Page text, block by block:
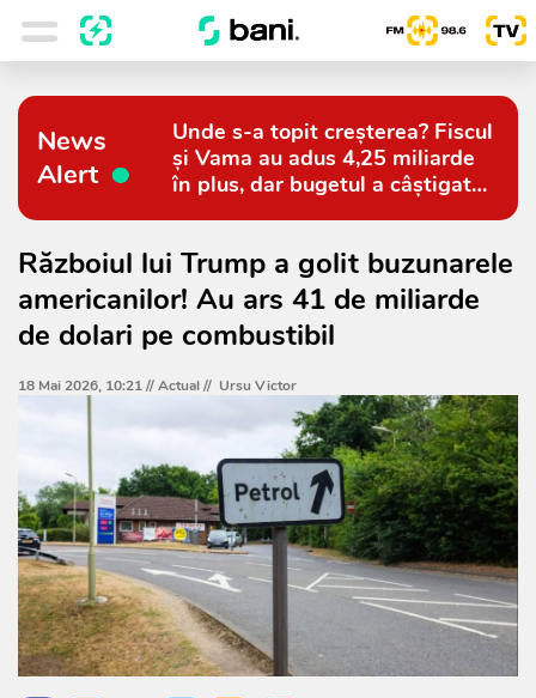
News
Alert
Unde s-a topit creșterea? Fiscul
și Vama au adus 4,25 miliarde
în plus, dar bugetul a câștigat
Războiul lui Trump a golit buzunarele
americanilor! Au ars 41 de miliarde
de dolari pe combustibil
18 Mai 2026, 10:21 //Actual// Ursu Victor